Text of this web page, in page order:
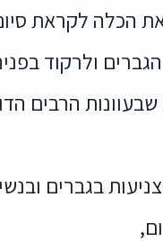
הכלה לקראת
ולרקוד
שבעוונות הרבים
בגברים